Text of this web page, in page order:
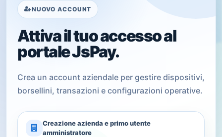
NUOVO ACCOUNT
Attiva il tuo accesso al
portale JsPay.
Crea un account aziendale per gestire dispositivi,
borsellini, transazioni e configurazioni operative.
Creazione azienda e primo utente
amministratore